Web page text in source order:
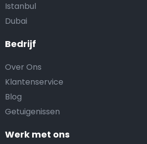
Bedrijf
Over Ons
Klantenservice
Blog
Getuigenissen
Werk met ons
Istanbul
Dubai